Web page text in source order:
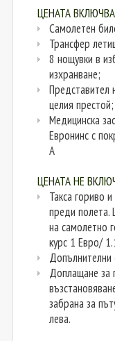
ЦЕНАТА
Самолетен
Трансфер
8 нощувки в
изхранване;
Представител
целия престой;
Медицинска
Евронинс с
А
ЦЕНАТА НЕ
Такса гориво
преди полета.
на самолетно
курс 1 Евро/
Допълнителни
Доплащане
забрана за
лева.